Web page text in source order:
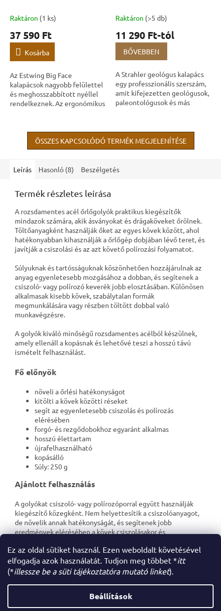
Ez az oldal sütiket használ. Ezen weboldalt követésével
elfogadja azok használatát. Tudjon meg többet *itt
(*illessze be a süti tájékoztatóra mutató linket).
Beállítások
E
S
Raktáron (1 ks)
37 590 Ft
Kosárba
Az Estwing Big Face
kalapácsok nagyobb felülettel
és meghosszabbított nyéllel
rendelkeznek. Az ergonómikus
egész szerszám...
Raktáron (>5 db)
11 290 Ft-tól
BŐVEBBEN
A Strahler geológus kalapács
egy professzionális szerszám,
amit kifejezetten geológusok,
paleontológusok és más
minőségre,...
ÖSSZES KAPCSOLÓDÓ TERMÉK MEGJELENÍTÉSE
Leírás Hasonló (8) Beszélgetés
Termék részletes leírása
A rozsdamentes acél őrlőgolyók praktikus kiegészítők
mindazok számára, akik ásványokat és drágaköveket őrölnek.
Töltőanyagként használják őket az egyes kövek között, ahol
hatékonyabban kihasználják a őrlőgép dobjában lévő teret, és
javítják a csiszolási és az azt követő polírozási folyamatot.
Súlyuknak és tartósságuknak köszönhetően hozzájárulnak az
anyag egyenletesebb mozgásához a dobban, és segítenek a
csiszoló- vagy polírozó keverék jobb elosztásában. Különösen
alkalmasak kisebb kövek, szabálytalan formák
megmunkálására vagy részben töltött dobbal való
munkavégzésre.
A golyók kiváló minőségű rozsdamentes acélból készülnek,
amely ellenáll a kopásnak és lehetővé teszi a hosszú távú
ismételt felhasználást.
Fő előnyök
növeli a őrlési hatékonyságot
kitölti a kövek közötti réseket
segít az egyenletesebb csiszolás és polírozás
elérésében
forgó- és rezgődobokhoz egyaránt alkalmas
hosszú élettartam
újrafelhasználható
kopásálló
Súly: 250 g
Ajánlott felhasználás
A golyókat csiszoló- vagy polírozóporral együtt használják
kiegészítő közegként. Nem helyettesítik a csiszolóanyagot,
de növelik annak hatékonyságát, és segítenek jobb
eredmények elérésében a kövek csiszolásakor és
Shoptet készítette